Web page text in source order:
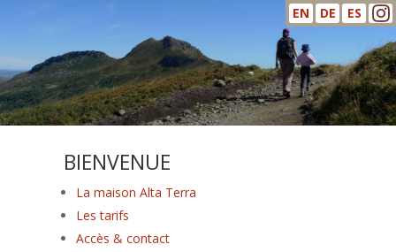
EN DE ES
BIENVENUE
La maison Alta Terra
Les tarifs
Accès & contact